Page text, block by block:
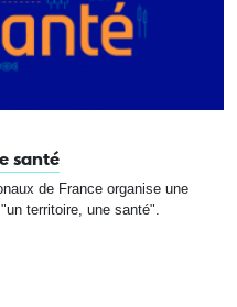
santé
de France organise une
territoire, une santé".